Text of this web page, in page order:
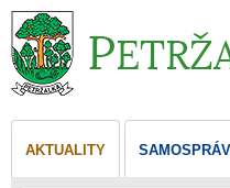
AKTUALITY